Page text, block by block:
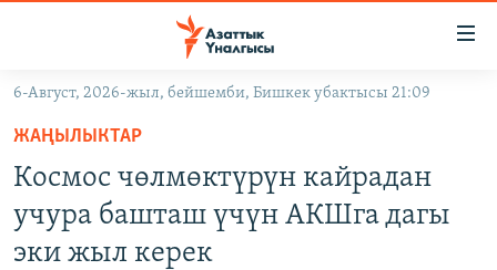
Навигацияга
өтүңүз
Издөөгө
салыңызКЫРГЫЗСТАН
УКРАИНА
6-Август, 2026-жыл, бейшемби, Бишкек убактысы 21:09
ЖАҢЫЛЫКТАР
Космос чөлмөктүрүн кайрадан
учура башташ үчүн АКШга дагы
эки жыл керек